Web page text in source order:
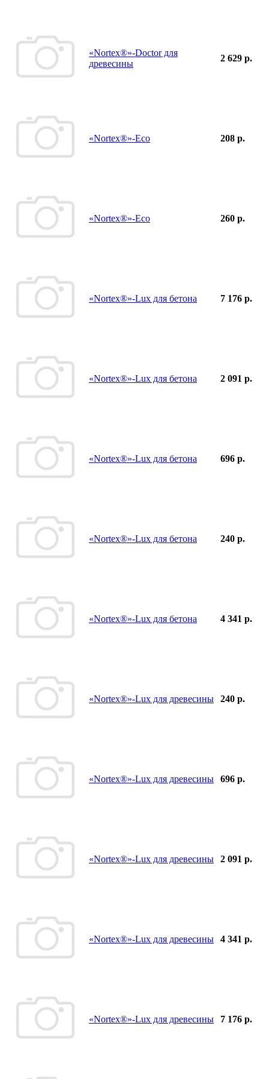
«Nortex®»-Doctor для
древесины
2 629 р.
«Nortex®»-Eco 208 р.
«Nortex®»-Eco 260 р.
«Nortex®»-Lux для бетона 7 176 р.
«Nortex®»-Lux для бетона 2 091 р.
«Nortex®»-Lux для бетона 696 р.
«Nortex®»-Lux для бетона 240 р.
«Nortex®»-Lux для бетона 4 341 р.
«Nortex®»-Lux для древесины 240 р.
«Nortex®»-Lux для древесины 696 р.
«Nortex®»-Lux для древесины 2 091 р.
«Nortex®»-Lux для древесины 4 341 р.
«Nortex®»-Lux для древесины 7 176 р.